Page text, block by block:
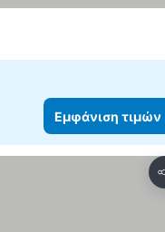
Εμφάνιση τιμών